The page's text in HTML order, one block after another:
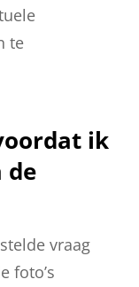
te
ik
de
vraag
foto’s